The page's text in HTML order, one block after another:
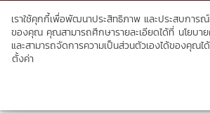
เราใช้คุกกี้เพื่อพัฒนาประสิทธิภาพ และประสบการณ์
ของคุณ คุณสามารถศึกษารายละเอียดได้ที่ นโยบา
และสามารถจัดการความเป็นส่วนตัวเองได้ของคุณไ
ตั้งค่า